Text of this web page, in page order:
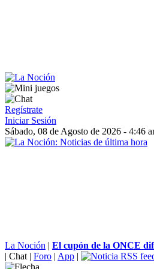
Regístrate
Iniciar Sesión
Sábado, 08 de Agosto de 2026 - 4:46
La Noción | El cupón de la ONCE
| Chat | Foro | App |